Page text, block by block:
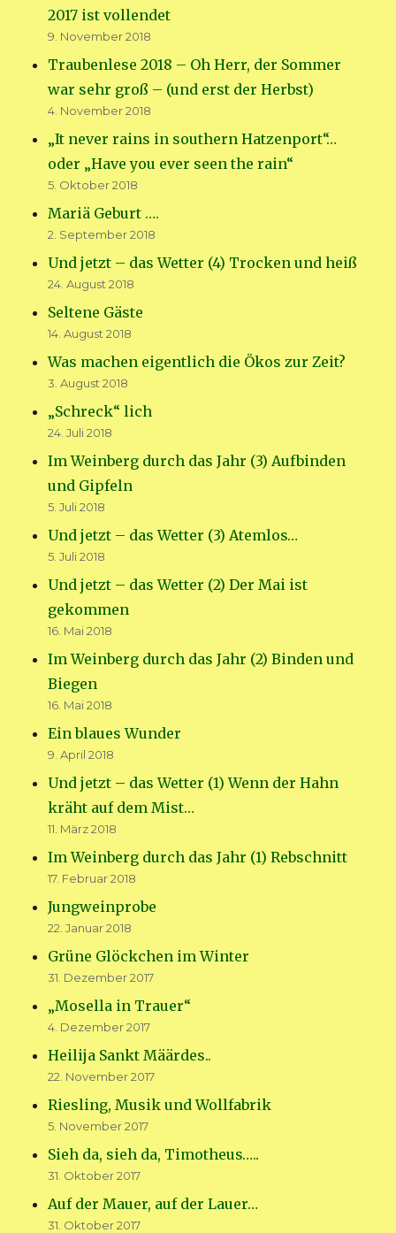
2017 ist vollendet
9. November 2018
Traubenlese 2018 – Oh Herr, der Sommer
war sehr groß – (und erst der Herbst)
4. November 2018
„It never rains in southern Hatzenport“…
oder „Have you ever seen the rain“
5. Oktober 2018
Mariä Geburt ….
2. September 2018
Und jetzt – das Wetter (4) Trocken und heiß
24. August 2018
Seltene Gäste
14. August 2018
Was machen eigentlich die Ökos zur Zeit?
3. August 2018
„Schreck“ lich
24. Juli 2018
Im Weinberg durch das Jahr (3) Aufbinden
und Gipfeln
5. Juli 2018
Und jetzt – das Wetter (3) Atemlos…
5. Juli 2018
Und jetzt – das Wetter (2) Der Mai ist
gekommen
16. Mai 2018
Im Weinberg durch das Jahr (2) Binden und
Biegen
16. Mai 2018
Ein blaues Wunder
9. April 2018
Und jetzt – das Wetter (1) Wenn der Hahn
kräht auf dem Mist…
11. März 2018
Im Weinberg durch das Jahr (1) Rebschnitt
17. Februar 2018
Jungweinprobe
22. Januar 2018
Grüne Glöckchen im Winter
31. Dezember 2017
„Mosella in Trauer“
4. Dezember 2017
Heilija Sankt Määrdes..
22. November 2017
Riesling, Musik und Wollfabrik
5. November 2017
Sieh da, sieh da, Timotheus…..
31. Oktober 2017
Auf der Mauer, auf der Lauer…
31. Oktober 2017